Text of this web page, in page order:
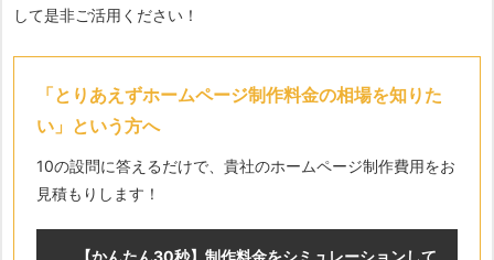
して是非ご活用ください！
「とりあえずホームページ制作料金の相場を知りた
い」という方へ
10の設問に答えるだけで、貴社のホームページ制作費用をお
見積もりします！